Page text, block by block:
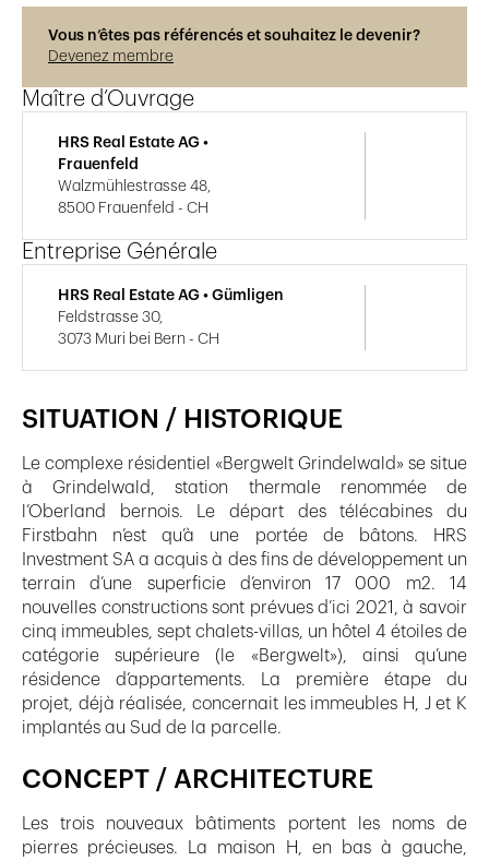
SITUATION / HISTORIQUE
Le complexe résidentiel «Bergwelt Grindelwald» se situe
à Grindelwald, station thermale renommée de
l’Oberland bernois. Le départ des télécabines du
Firstbahn n’est qu’à une portée de bâtons. HRS
Investment SA a acquis à des fins de développement un
terrain d’une superficie d’environ 17 000 m2. 14
nouvelles constructions sont prévues d’ici 2021, à savoir
cinq immeubles, sept chalets-villas, un hôtel 4 étoiles de
catégorie supérieure (le «Bergwelt»), ainsi qu’une
résidence d’appartements. La première étape du
projet, déjà réalisée, concernait les immeubles H, J et K
implantés au Sud de la parcelle.
CONCEPT / ARCHITECTURE
Les trois nouveaux bâtiments portent les noms de
pierres précieuses. La maison H, en bas à gauche,
Vous n’êtes pas référencés et souhaitez le devenir?
Devenez membre
Maître d’Ouvrage
HRS Real Estate AG •
Frauenfeld
Walzmühlestrasse 48,
8500 Frauenfeld - CH
Entreprise Générale
HRS Real Estate AG • Gümligen
Feldstrasse 30,
3073 Muri bei Bern - CH